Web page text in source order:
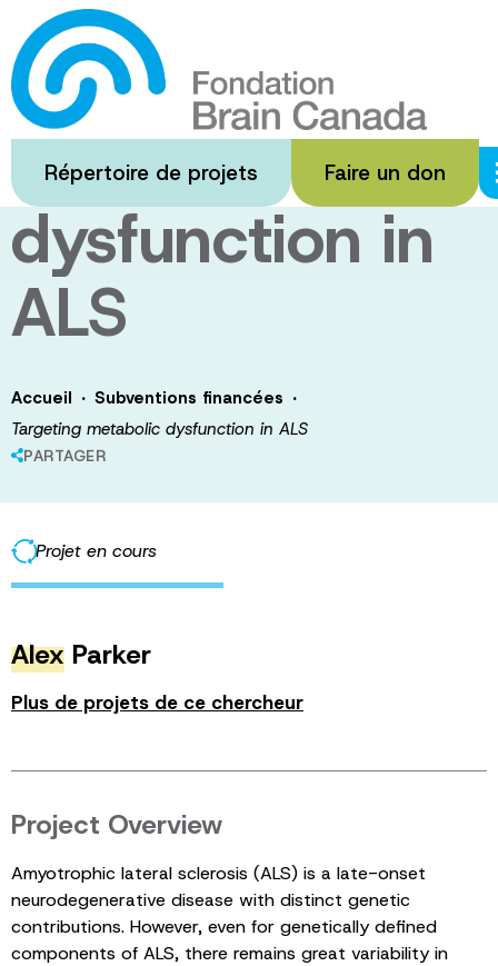
Passer
au
contenu
principal
Répertoire de projets Faire un don
Targeting
metabolic
dysfunction in
ALS
Accueil · Subventions financées ·
Targeting metabolic dysfunction in ALS
PARTAGER
Projet en cours
Alex Parker
Plus de projets de ce chercheur
Project Overview
Amyotrophic lateral sclerosis (ALS) is a late-onset
neurodegenerative disease with distinct genetic
contributions. However, even for genetically defined
components of ALS, there remains great variability in